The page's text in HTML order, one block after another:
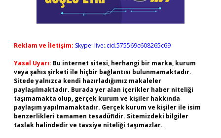
Reklam ve İletişim: Skype: live:.cid.575569c608265c69
Yasal Uyarı: Bu internet sitesi, herhangi bir marka, kurum
veya şahıs şirketi ile hiçbir bağlantısı bulunmamaktadır.
Sitede yalnızca kendi hazırladığımız makaleler
paylaşılmaktadır. Burada yer alan içerikler haber niteliği
taşımamakta olup, gerçek kurum ve kişiler hakkında
paylaşım yapılmamaktadır. Gerçek kurum ve kişiler ile isim
benzerlikleri tamamen tesadüfidir. Sitemizdeki bilgiler
taslak halindedir ve tavsiye niteliği taşımazlar.